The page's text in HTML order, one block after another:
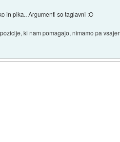
in pika.. Argumenti so taglavni :O
ki nam pomagajo, nimamo pa